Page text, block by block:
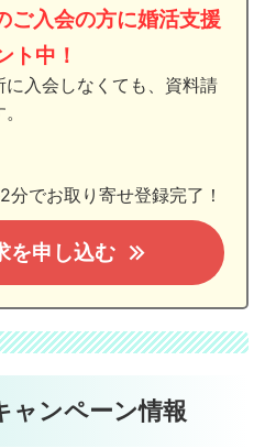
ご入会の方に婚活支援
中！
入会しなくても、資料請
でお取り寄せ登録完了！
を申し込む
ンペーン情報